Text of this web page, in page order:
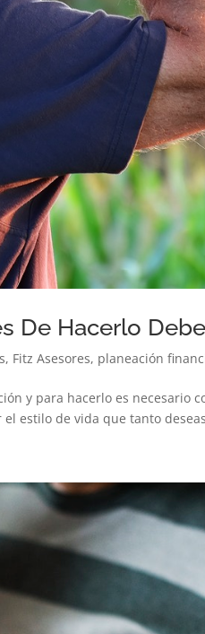
De Hacerlo
, Fitz Asesores, planeación
y para hacerlo es necesario
estilo de vida que tanto